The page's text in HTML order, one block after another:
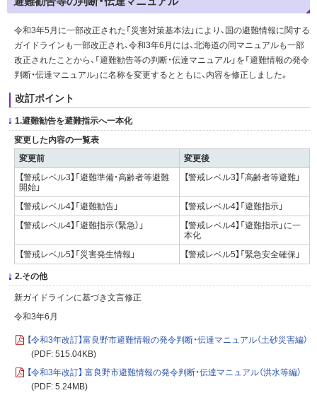
令和3年5月に一部改正された「災害対策基本法」により、国の避難情報に関する
ガイドラインも一部改正され、令和3年6月には、北海道の同マニュアルも一部
改正されたことから、「避難勧告等の判断・伝達マニュアル」を「避難情報の発令
判断・伝達マニュアル」に名称を変更するとともに、内容を修正しました。
改訂ポイント
1.避難勧告を避難指示へ一本化
変更した内容の一覧表
変更前
変更後
【警戒レベル3】「避難準備・高齢者等避難
開始」
【警戒レベル3】「高齢者等避難」
【警戒レベル4】「避難勧告」
【警戒レベル4】「避難指示」
【警戒レベル4】「避難指示（緊急）」
【警戒レベル4】「避難指示」に一
本化
【警戒レベル5】「災害発生情報」
【警戒レベル5】「緊急安全確保」
2.その他
新ガイドラインに基づき文言修正
令和3年6月
【令和3年改訂】富良野市避難情報の発令判断・伝達マニュアル（土砂災害編）
(PDF: 515.04KB)
【令和3年改訂】 富良野市避難情報の発令判断・伝達マニュアル（洪水等編）
(PDF: 5.24MB)